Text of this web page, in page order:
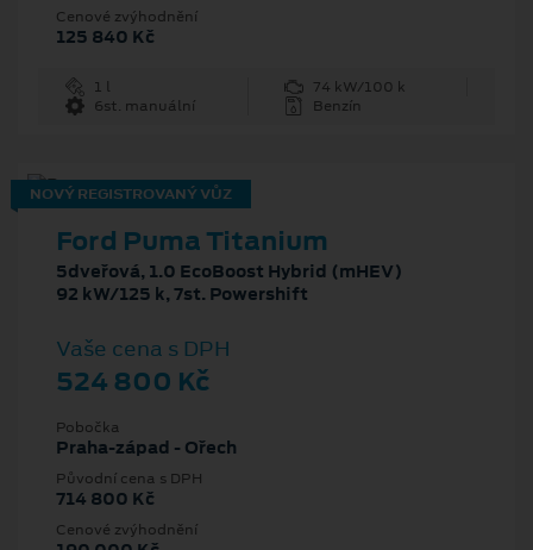
Cenové zvýhodnění
125 840 Kč
1 l
74 kW/100 k
6st. manuální
Benzín
NOVÝ REGISTROVANÝ VŮZ
Ford Puma Titanium
5dveřová, 1.0 EcoBoost Hybrid (mHEV)
92 kW/125 k, 7st. Powershift
Vaše cena s DPH
524 800 Kč
Pobočka
Praha-západ - Ořech
Původní cena s DPH
714 800 Kč
Cenové zvýhodnění